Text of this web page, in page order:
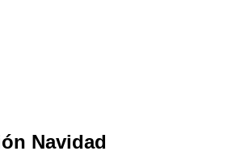
Navidad